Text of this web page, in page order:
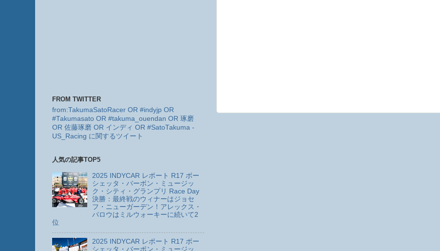
FROM TWITTER
from:TakumaSatoRacer OR #indyjp OR
#Takumasato OR #takuma_ouendan OR 琢磨
OR 佐藤琢磨 OR インディ OR #SatoTakuma -
US_Racing に関するツイート
人気の記事TOP5
2025 INDYCAR レポート R17 ボー
シェッタ・バーボン・ミュージッ
ク・シティ・グランプリ Race Day
決勝：最終戦のウィナーはジョセ
フ・ニューガーデン！アレックス・
パロウはミルウォーキーに続いて2
位
2025 INDYCAR レポート R17 ボー
シェッタ・バーボン・ミュージッ